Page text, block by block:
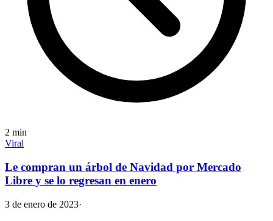
2 min
Viral
Le compran un árbol de Navidad por Mercado
Libre y se lo regresan en enero
3 de enero de 2023·